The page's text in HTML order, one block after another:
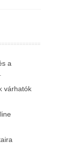
a
várhatók